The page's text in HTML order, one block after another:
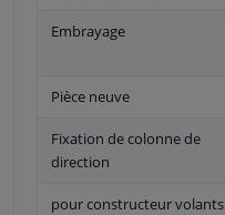
Embrayage
Pièce neuve
Fixation de colonne de
direction
pour constructeur volants